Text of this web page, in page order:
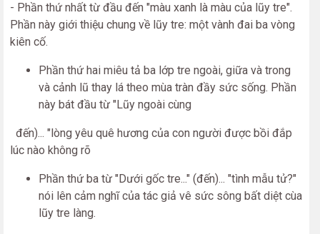
- Phần thứ nhất từ đầu đến "màu xanh là màu của lũy tre".
Phần này giới thiệu chung về lũy tre: một vành đai ba vòng
kiên cố.
Phần thứ hai miêu tả ba lớp tre ngoài, giữa và trong
và cảnh lũ thay lá theo mùa tràn đầy sức sống. Phần
này bát đầu từ "Lũy ngoài cùng
đến)... "lòng yêu quê hương của con người được bồi đắp
lúc nào không rõ
Phần thứ ba từ "Dưới gốc tre..." (đến)... "tình mẫu tử?"
nói lên cảm nghĩ của tác giả vê sức sông bất diệt cùa
lũy tre làng.